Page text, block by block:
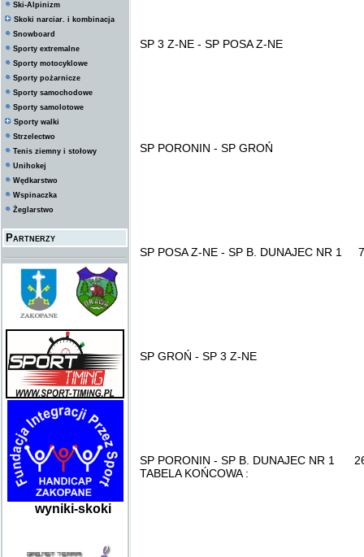
Ski-Alpinizm
Skoki narciar. i kombinacja
Snowboard
Sporty extremalne
Sporty motocyklowe
Sporty pożarnicze
Sporty samochodowe
Sporty samolotowe
Sporty walki
Strzelectwo
Tenis ziemny i stołowy
Unihokej
Wędkarstwo
Wspinaczka
Żeglarstwo
Partnerzy
wyniki-skoki
SP 3 Z-NE - SP POSA Z-NE 6
SP PORONIN - SP GROŃ 2 : 4
SP POSA Z-NE - SP B. DUNAJEC NR 1
SP GROŃ - SP 3 Z-NE 0 :
SP PORONIN - SP B. DUNAJEC NR 1
TABELA KOŃCOWA :